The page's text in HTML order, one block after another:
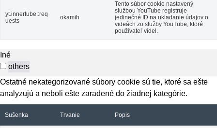
yt.innertube::req
uests
okamih
Tento súbor cookie nastavený
službou YouTube registruje
jedinečné ID na ukladanie údajov o
videách zo služby YouTube, ktoré
používateľ videl.
Iné
others
Ostatné nekategorizované súbory cookie sú tie, ktoré sa ešte
analyzujú a neboli ešte zaradené do žiadnej kategórie.
Sušenka Trvanie Popis